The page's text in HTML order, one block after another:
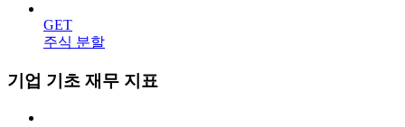
GET
주식 분할
기업 기초 재무 지표